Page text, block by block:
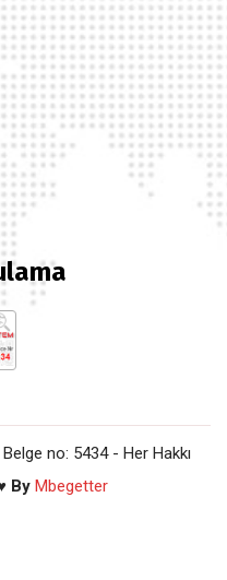
no: 5434 - Her Hakkı
By Mbegetter